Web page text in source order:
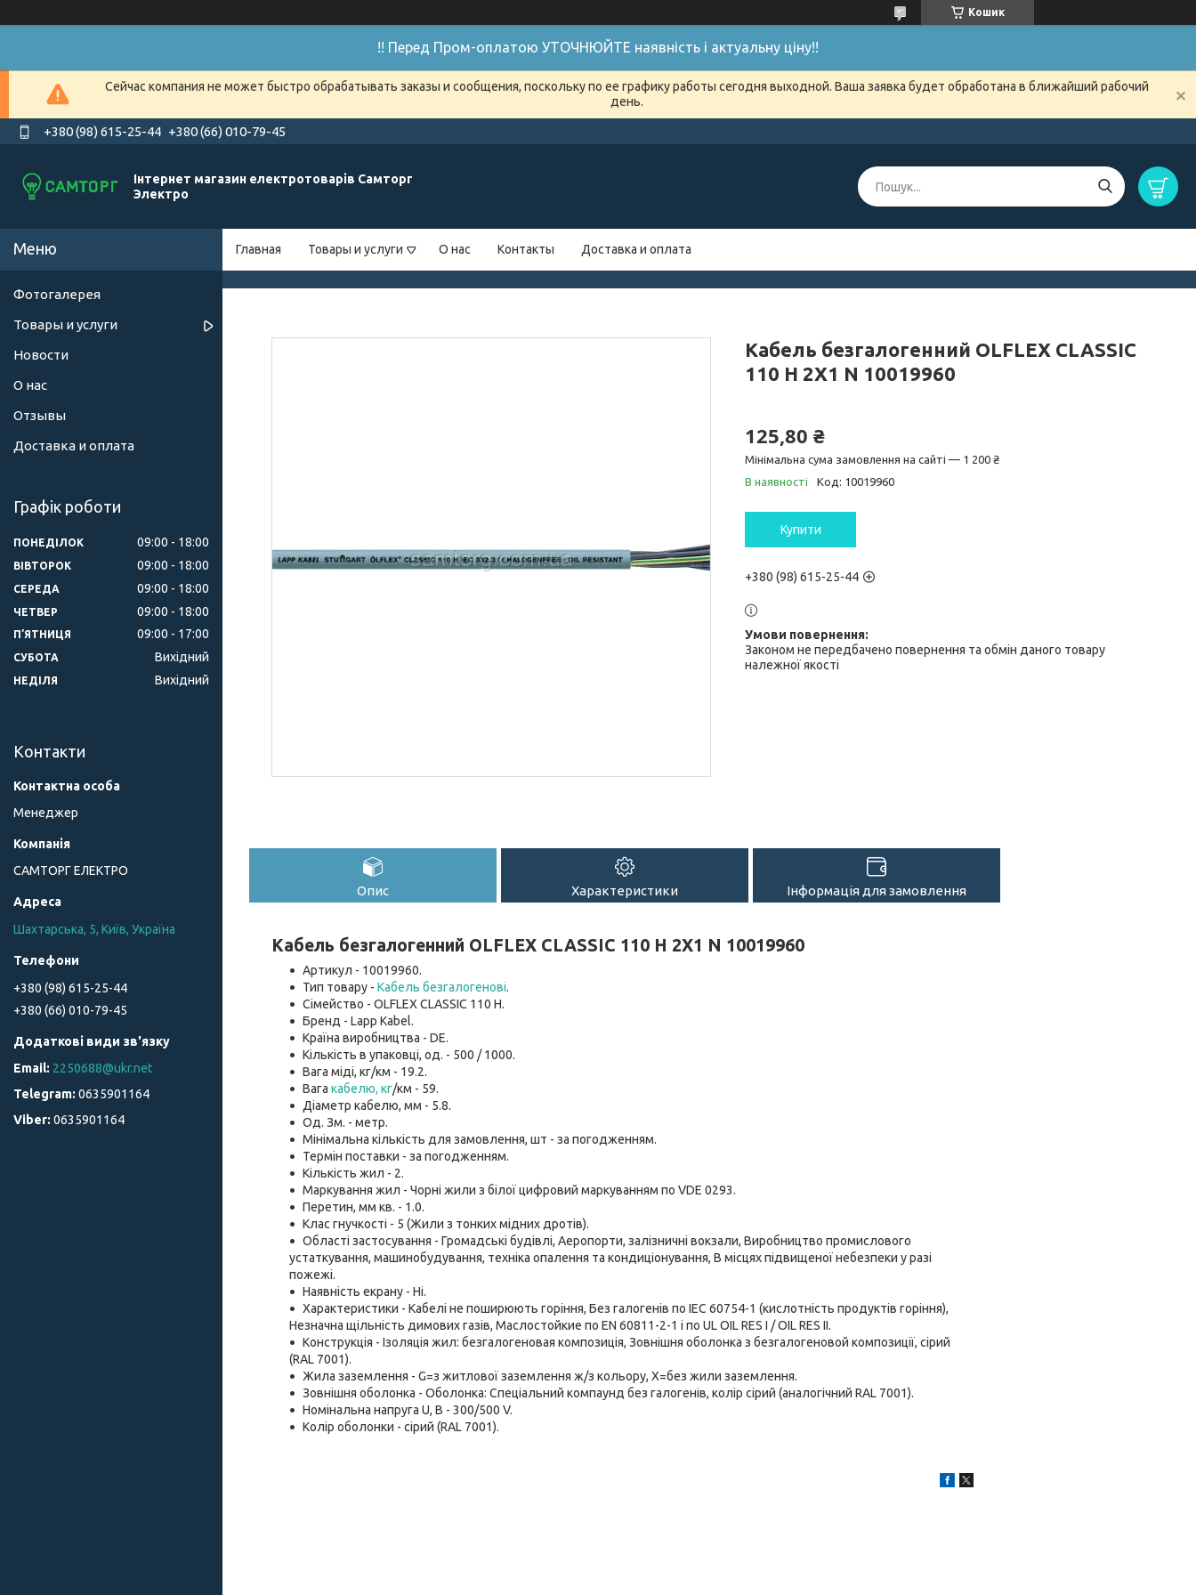
Кошик
!! Перед Пром-оплатою УТОЧНЮЙТЕ наявність і актуальну ціну!!
Сейчас компания не может быстро обрабатывать заказы и сообщения, поскольку по ее графику работы сегодня выходной. Ваша заявка будет обработана в ближайший рабочий
день.
+380 (98) 615-25-44 +380 (66) 010-79-45
Інтернет магазин електротоварів Самторг
Электро
Главная Товары и услуги О нас Контакты Доставка и оплата
Кабель безгалогенний OLFLEX CLASSIC
110 H 2X1 N 10019960
125,80 ₴
Мінімальна сума замовлення на сайті — 1 200 ₴
В наявності
Код: 10019960
Купити
+380 (98) 615-25-44
Законом не передбачено повернення та обмін даного товару
належної якості
Опис Характеристики Інформація для замовлення
Кабель безгалогенний OLFLEX CLASSIC 110 H 2X1 N 10019960
Артикул - 10019960.
Тип товару - Кабель безгалогенові.
Сімейство - OLFLEX CLASSIC 110 H.
Бренд - Lapp Kabel.
Країна виробництва - DE.
Кількість в упаковці, од. - 500 / 1000.
Вага міді, кг/км - 19.2.
Вага кабелю, кг/км - 59.
Діаметр кабелю, мм - 5.8.
Од. Зм. - метр.
Мінімальна кількість для замовлення, шт - за погодженням.
Термін поставки - за погодженням.
Кількість жил - 2.
Маркування жил - Чорні жили з білої цифровий маркуванням по VDE 0293.
Перетин, мм кв. - 1.0.
Клас гнучкості - 5 (Жили з тонких мідних дротів).
Області застосування - Громадські будівлі, Аеропорти, залізничні вокзали, Виробництво промислового
устаткування, машинобудування, техніка опалення та кондиціонування, В місцях підвищеної небезпеки у разі
пожежі.
Наявність екрану - Ні.
Характеристики - Кабелі не поширюють горіння, Без галогенів по IEC 60754-1 (кислотність продуктів горіння),
Незначна щільність димових газів, Маслостойкие по EN 60811-2-1 і по UL OIL RES I / OIL RES II.
Конструкція - Ізоляція жил: безгалогеновая композиція, Зовнішня оболонка з безгалогеновой композиції, сірий
(RAL 7001).
Жила заземлення - G=з житлової заземлення ж/з кольору, Х=без жили заземлення.
Зовнішня оболонка - Оболонка: Спеціальний компаунд без галогенів, колір сірий (аналогічний RAL 7001).
Номінальна напруга U, В - 300/500 V.
Колір оболонки - сірий (RAL 7001).
Фотогалерея
Товары и услуги
Новости
О нас
Отзывы
Доставка и оплата
Графік роботи
ПОНЕДІЛОК 09:00 18:00
ВІВТОРОК 09:00 18:00
СЕРЕДА 09:00 18:00
ЧЕТВЕР 09:00 18:00
ПʼЯТНИЦЯ 09:00 17:00
СУБОТА Вихідний
НЕДІЛЯ Вихідний
Контакти
Менеджер
САМТОРГ ЕЛЕКТРО
Шахтарська, 5, Київ, Україна
+380 (98) 615-25-44
+380 (66) 010-79-45
2250688@ukr.net
0635901164
0635901164